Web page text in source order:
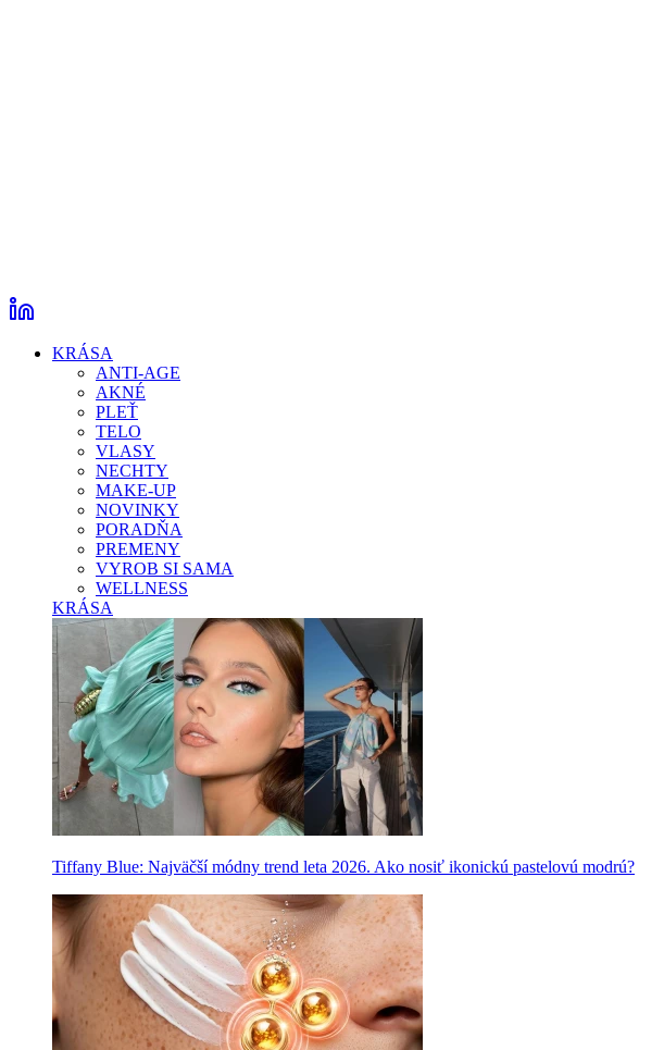
KRÁSA
ANTI-AGE
AKNÉ
PLEŤ
TELO
VLASY
NECHTY
MAKE-UP
NOVINKY
PORADŇA
PREMENY
VYROB SI SAMA
WELLNESS
KRÁSA
Tiffany Blue: Najväčší módny trend leta 2026. Ako nosiť ikonickú pastelovú modrú?